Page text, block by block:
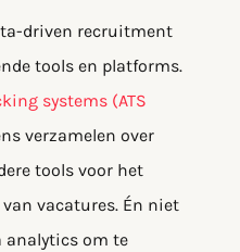
driven recruitment
tools en platforms.
systems (ATS
verzamelen over
tools voor het
vacatures. Én niet
analytics om te